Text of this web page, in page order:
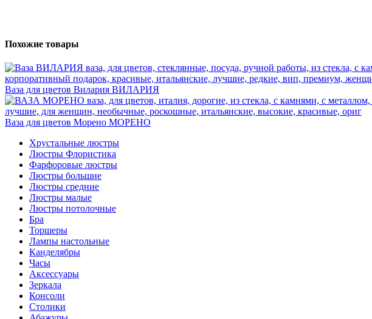
Похожие товары
Ваза для цветов Вилария ВИЛАРИЯ
Ваза для цветов Морено МОРЕНО
Хрустальные люстры
Люстры Флористика
Фарфоровые люстры
Люстры большие
Люстры средние
Люстры малые
Люстры потолочные
Бра
Торшеры
Лампы настольные
Канделябры
Часы
Аксессуары
Зеркала
Консоли
Столики